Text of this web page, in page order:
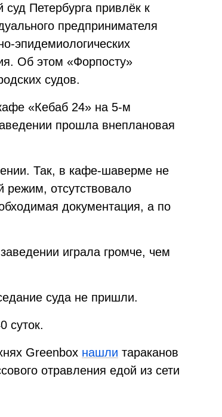
Петербурга привлёк к
предпринимателя
эпидемиологических
Об этом «Форпосту»
судов.
«Кебаб 24» на 5-м
прошла внеплановая
Так, в кафе-шаверме не
режим, отсутствовало
документация, а по
играла громче, чем
суда не пришли.
суток.
Greenbox нашли тараканов
отравления едой из сети